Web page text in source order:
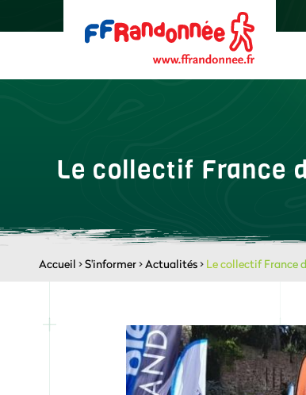
Le collectif France
Accueil >S'informer>Actualités> Le collectif France